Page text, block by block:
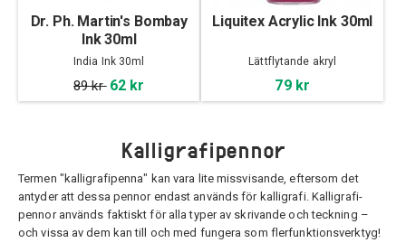
Dr. Ph. Martin's Bombay
Ink 30ml
India Ink 30ml
89 kr 62 kr
Liquitex Acrylic Ink 30ml
Lättflytande akryl
79 kr
Kalligrafipennor
Termen "kalligrafipenna" kan vara lite missvisande, eftersom det
antyder att dessa pennor endast används för kalligrafi. Kalligrafi-
pennor används faktiskt för alla typer av skrivande och teckning –
och vissa av dem kan till och med fungera som flerfunktionsverktyg!